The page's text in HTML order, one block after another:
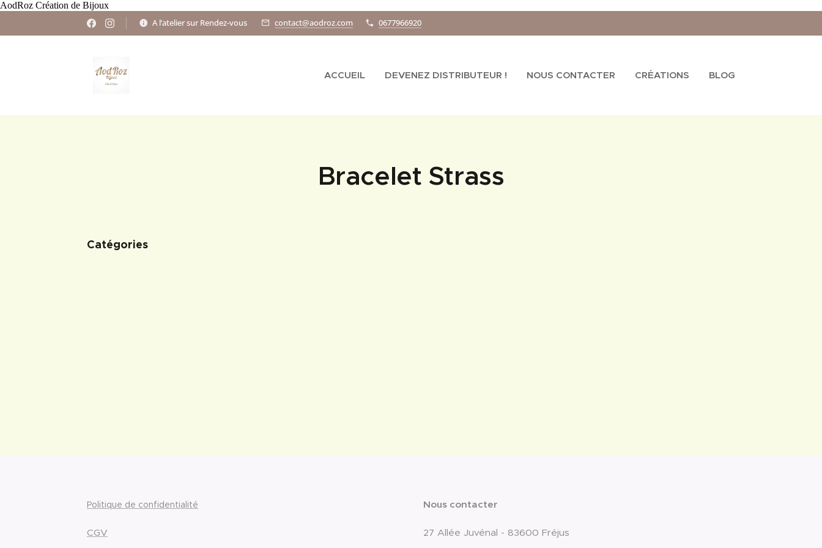
AodRoz Création de Bijoux
A l’atelier sur Rendez-vous contact@aodroz.com 0677966920
ACCUEIL DEVENEZ DISTRIBUTEUR ! NOUS CONTACTER CRÉATIONS BLOG
Bracelet Strass
Catégories
Politique de confidentialité
CGV
Nous contacter
27 Allée Juvénal - 83600 Fréjus